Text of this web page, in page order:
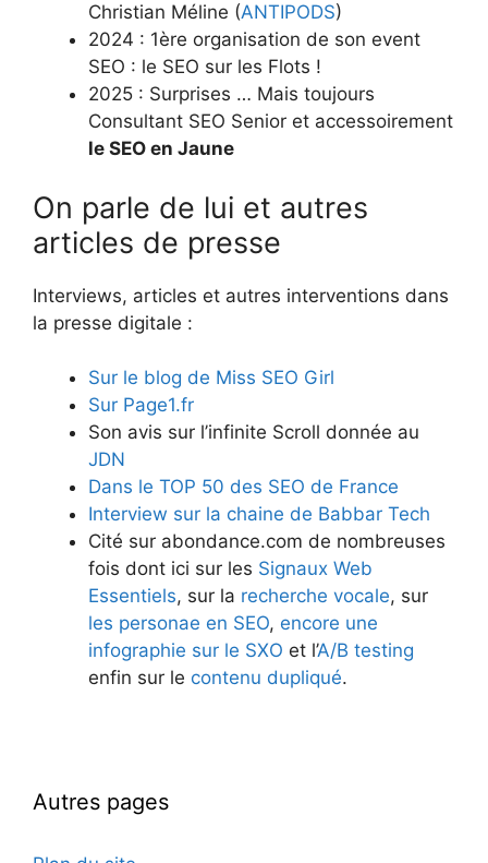
Christian Méline (ANTIPODS)
2024 : 1ère organisation de son event
SEO : le SEO sur les Flots !
2025 : Surprises … Mais toujours
Consultant SEO Senior et accessoirement
le SEO en Jaune
On parle de lui et autres
articles de presse
Interviews, articles et autres interventions dans
la presse digitale :
Sur le blog de Miss SEO Girl
Sur Page1.fr
Son avis sur l’infinite Scroll donnée au
JDN
Dans le TOP 50 des SEO de France
Interview sur la chaine de Babbar Tech
Cité sur abondance.com de nombreuses
fois dont ici sur les Signaux Web
Essentiels, sur la recherche vocale, sur
les personae en SEO, encore une
infographie sur le SXO et l’A/B testing
enfin sur le contenu dupliqué.
Autres pages